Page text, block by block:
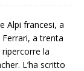
Alpi francesi, a
a trenta
la
L’ha scritto